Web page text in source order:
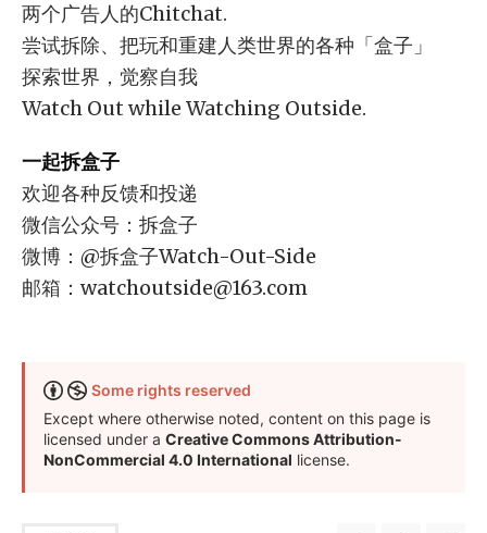
两个广告人的Chitchat.
尝试拆除、把玩和重建人类世界的各种「盒子」
探索世界，觉察自我
Watch Out while Watching Outside.
一起拆盒子
欢迎各种反馈和投递
微信公众号：拆盒子
微博：@拆盒子Watch-Out-Side
邮箱： watchoutside@163.com
Some rights reserved
Except where otherwise noted, content on this page is
licensed under a Creative Commons Attribution-
NonCommercial 4.0 International license.